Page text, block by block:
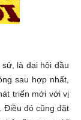
là đại hội đầu
sau hợp nhất,
triển mới với vị
Điều đó cũng đặt